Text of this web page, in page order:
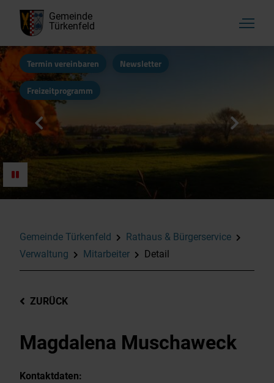
Gemeinde
Türkenfeld
Termin vereinbaren Newsletter
Freizeitprogramm
Gemeinde Türkenfeld
Rathaus & Bürgerservice
Verwaltung
Mitarbeiter Detail
ZURÜCK
Magdalena Muschaweck
Kontaktdaten: